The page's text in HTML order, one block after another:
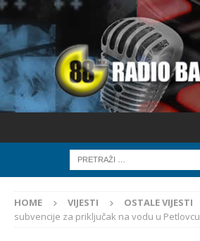
HOME VIJESTI OSTALE VIJESTI
subvencije za priključak na vodu u Petlovcu